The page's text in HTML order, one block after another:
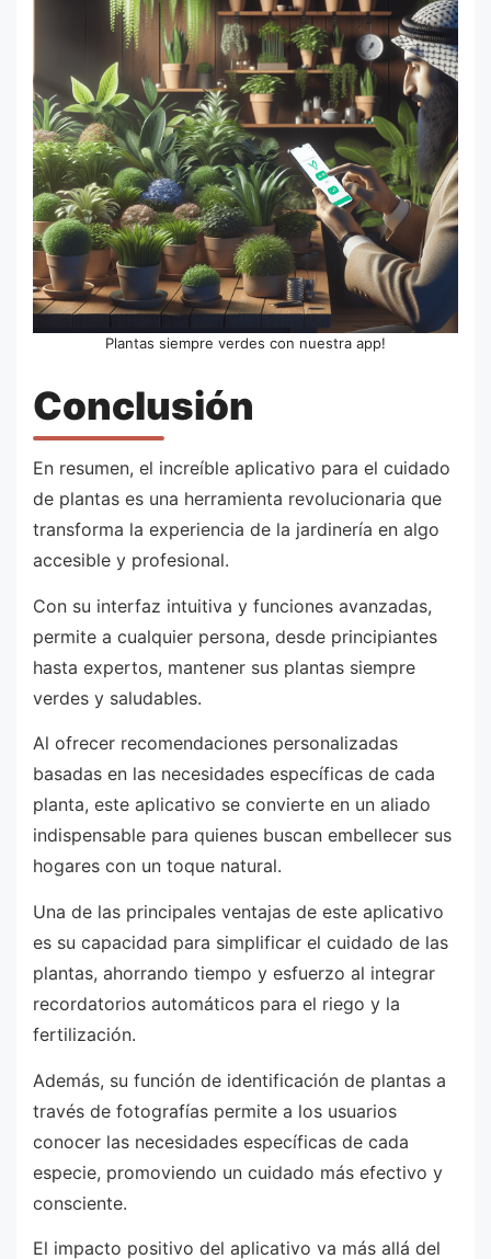
Plantas siempre verdes con nuestra app!
Conclusión
En resumen, el increíble aplicativo para el cuidado
de plantas es una herramienta revolucionaria que
transforma la experiencia de la jardinería en algo
accesible y profesional.
Con su interfaz intuitiva y funciones avanzadas,
permite a cualquier persona, desde principiantes
hasta expertos, mantener sus plantas siempre
verdes y saludables.
Al ofrecer recomendaciones personalizadas
basadas en las necesidades específicas de cada
planta, este aplicativo se convierte en un aliado
indispensable para quienes buscan embellecer sus
hogares con un toque natural.
Una de las principales ventajas de este aplicativo
es su capacidad para simplificar el cuidado de las
plantas, ahorrando tiempo y esfuerzo al integrar
recordatorios automáticos para el riego y la
fertilización.
Además, su función de identificación de plantas a
través de fotografías permite a los usuarios
conocer las necesidades específicas de cada
especie, promoviendo un cuidado más efectivo y
consciente.
El impacto positivo del aplicativo va más allá del